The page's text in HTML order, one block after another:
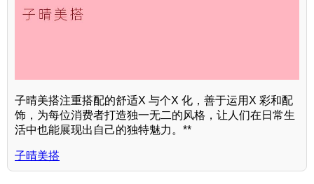
子晴美搭注重搭配的舒适X 与个X 化，善于运用X 彩和配
饰，为每位消费者打造独一无二的风格，让人们在日常生
活中也能展现出自己的独特魅力。**
子晴美搭